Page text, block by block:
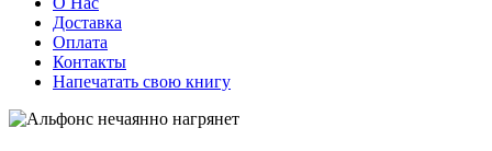
Доставка
Оплата
Контакты
Напечатать свою книгу